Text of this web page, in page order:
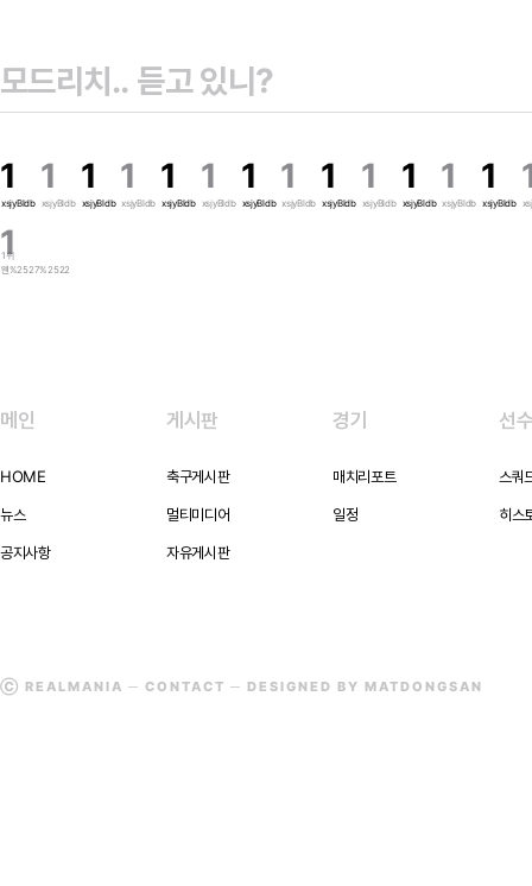
1
xsjyBldb
1
xsjyBldb
1
xsjyBldb
1
xsjyBldb
1
xsjyBldb
1
xsjyBldb
1
xsjyBldb
1
xsjyBldb
1
xsjyBldb
1
xsjyBldb
1
xsjyBldb
1
xsjyBldb
1
xsjyBldb
1
1위
웬%2527%2522
메인
HOME
뉴스
공지사항
게시판
축구게시판
멀티미디어
자유게시판
경기
매치리포트
일정
선
스쿼
히스
Ⓒ REALMANIA ─ CONTACT ─ DESIGNED BY MATDONGSAN